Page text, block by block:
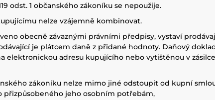
odst. 1 občanského zákoníku se nepoužije.
nelze vzájemně kombinovat.
obecně závaznými právními předpisy, vystaví
je plátcem daně z přidané hodnoty. Daňový
elektronickou adresu kupujícího nebo vytištěnou v
zákoníku nelze mimo jiné odstoupit od kupní
jeho osobním potřebám,